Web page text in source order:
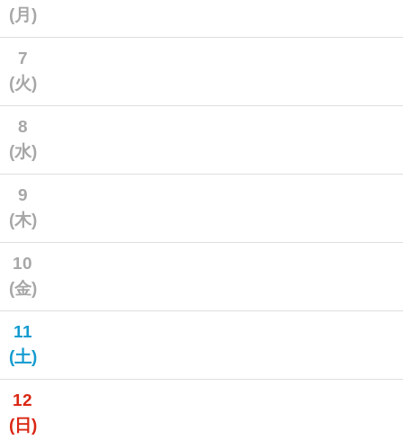
(月)
7
(火)
8
(水)
9
(木)
10
(金)
11
(土)
12
(日)